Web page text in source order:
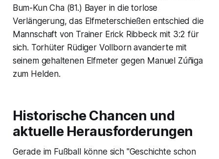
Bum-Kun Cha (81.) Bayer in die torlose
Verlängerung, das Elfmeterschießen entschied die
Mannschaft von Trainer Erick Ribbeck mit 3:2 für
sich. Torhüter Rüdiger Vollborn avancierte mit
seinem gehaltenen Elfmeter gegen Manuel Zúñiga
zum Helden.
Historische Chancen und
aktuelle Herausforderungen
Gerade im Fußball könne sich "Geschichte schon